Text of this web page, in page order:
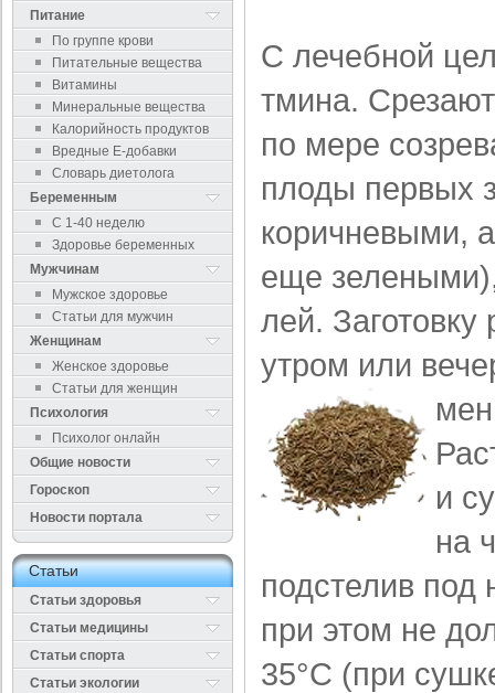
Питание
По группе крови
Питательные вещества
Витамины
Минеральные вещества
Калорийность продуктов
Вредные Е-добавки
Словарь диетолога
Беременным
С 1-40 неделю
Здоровье беременных
Мужчинам
Мужское здоровье
Статьи для мужчин
Женщинам
Женское здоровье
Статьи для женщин
Психология
Психолог онлайн
Общие новости
Гороскоп
Новости портала
Cтатьи
Статьи здоровья
Cтатьи медицины
Статьи спорта
Статьи экологии
С лечебной
тмина.
по мере
плоды первых
коричневыми,
еще
лей. Заготовку
утром или
и
на
подстелив под
при этом не
35°С (при